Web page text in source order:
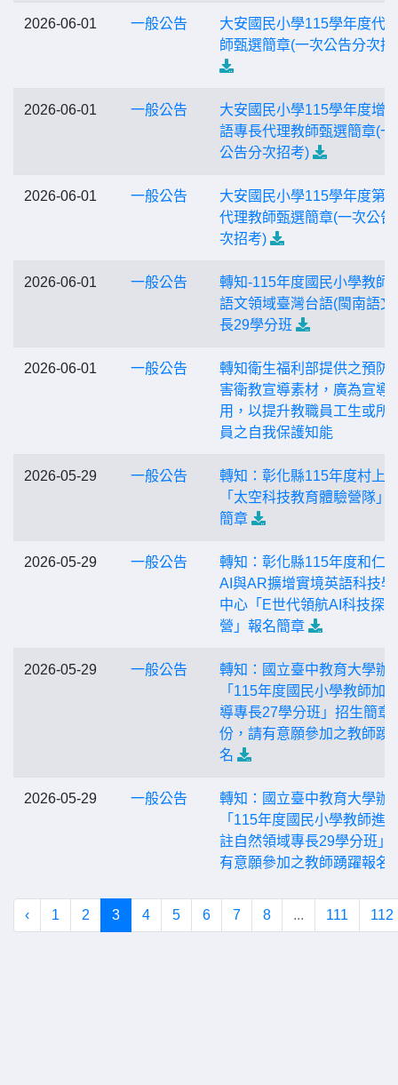
2026-06-01 一般公告
大安國民小學115學年度代
師甄選簡章(一次公告分次招
2026-06-01 一般公告
大安國民小學115學年度增
語專長代理教師甄選簡章(一
公告分次招考)
2026-06-01 一般公告
大安國民小學115學年度第1
代理教師甄選簡章(一次公告
次招考)
2026-06-01 一般公告
轉知-115年度國民小學教師
語文領域臺灣台語(閩南語文
長29學分班
2026-06-01 一般公告
轉知衛生福利部提供之預防
害衛教宣導素材，廣為宣導
用，以提升教職員工生或所
員之自我保護知能
2026-05-29 一般公告
轉知：彰化縣115年度村上
「太空科技教育體驗營隊」
簡章
2026-05-29 一般公告
轉知：彰化縣115年度和仁
AI與AR擴增實境英語科技學
中心「E世代領航AI科技探索
營」報名簡章
2026-05-29 一般公告
轉知：國立臺中教育大學辦
「115年度國民小學教師加
導專長27學分班」招生簡章
份，請有意願參加之教師踴
名
2026-05-29 一般公告
轉知：國立臺中教育大學辦
「115年度國民小學教師進
註自然領域專長29學分班」
有意願參加之教師踴躍報名
‹ 1 2 3 4 5 6 7 8 ... 111 112